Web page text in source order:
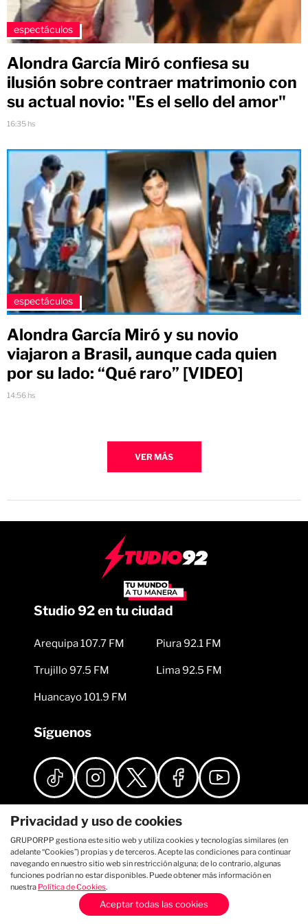
espectáculos
Alondra García Miró confiesa su
ilusión sobre contraer matrimonio con
su actual novio: "Es el sello del amor"
16:35 hs
espectáculos
Alondra García Miró y su novio
viajaron a Brasil, aunque cada quien
por su lado: “Qué raro” [VIDEO]
14:56 hs
VER MÁS
Studio 92 en tu ciudad
Arequipa 107.7 FM
Trujillo 97.5 FM
Huancayo 101.9 FM
Piura 92.1 FM
Lima 92.5 FM
Síguenos
Privacidad y uso de cookies
GRUPORPP gestiona este sitio web y utiliza cookies y tecnologías similares (en
adelante “Cookies”) propias y de terceros. Acepte las condiciones para continuar
navegando en nuestro sitio web sin restricción alguna; de lo contrario, algunas
funciones podrían no estar disponibles. Puede obtener más información en
nuestra Política de Cookies.
Aceptar todas las cookies